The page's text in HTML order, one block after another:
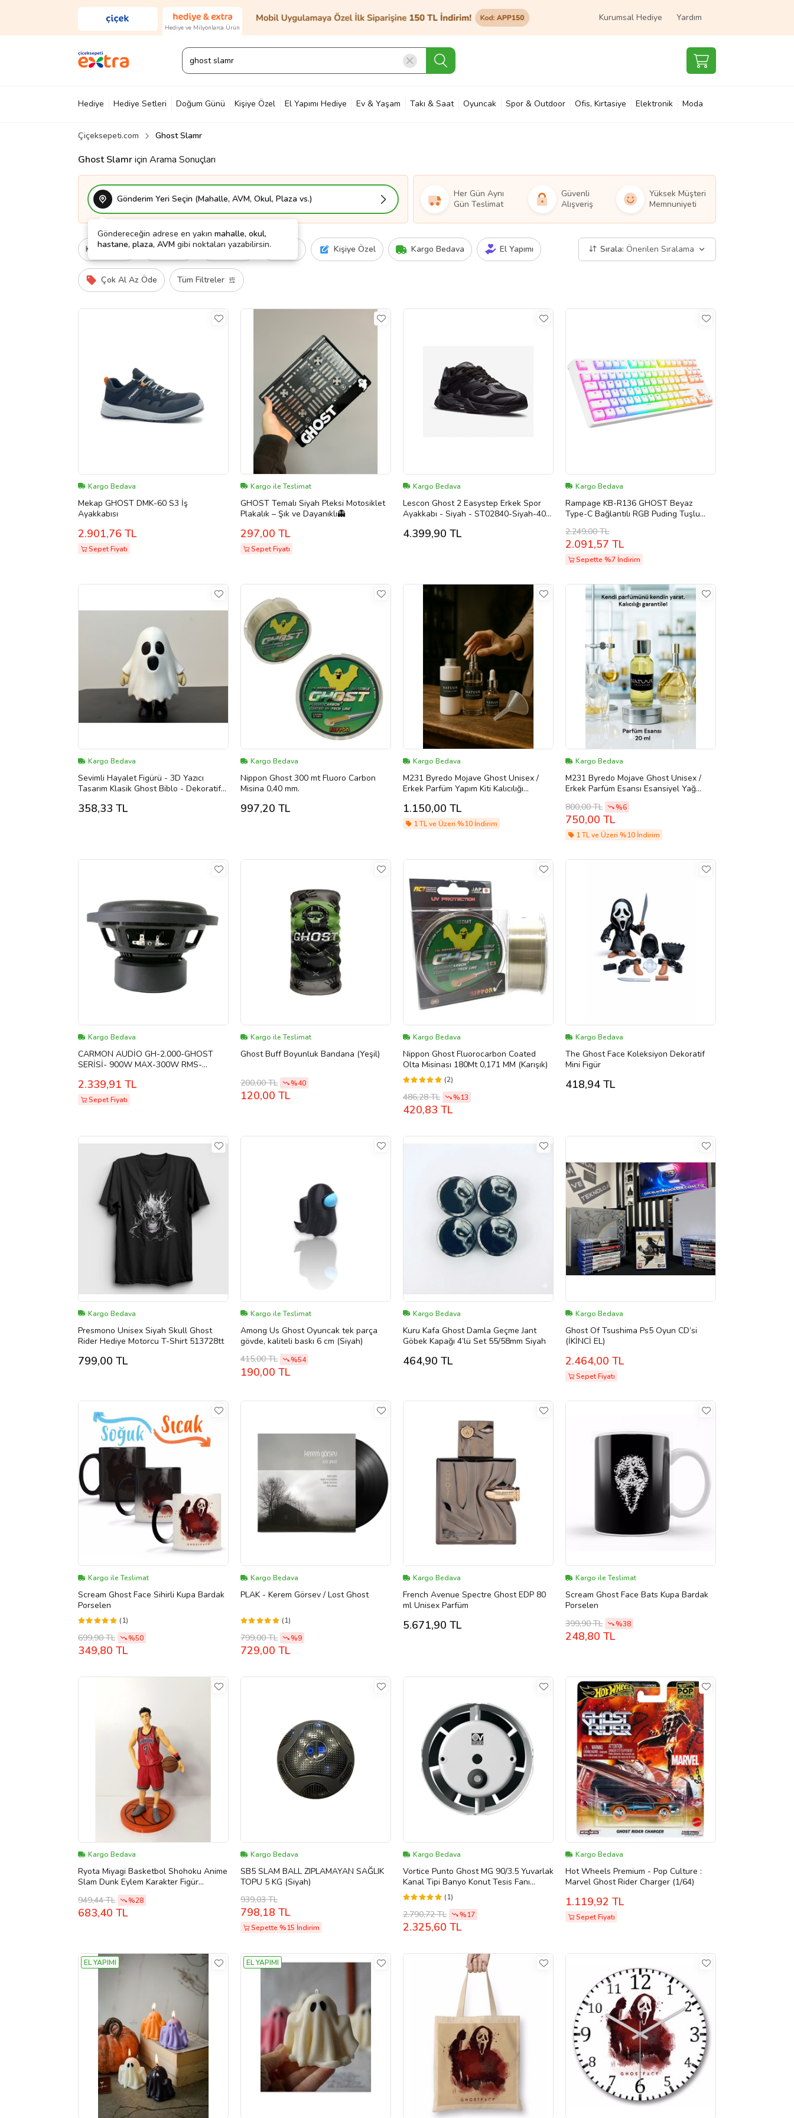
Hediye ve Milyonlarca Ürün
Kurumsal Hediye Yardım
Hediye Hediye Setleri Doğum Günü Kişiye Özel El Yapımı Hediye Ev & Yaşam Takı & Saat Oyuncak Spor & Outdoor Ofis, Kırtasiye Elektronik Moda
Diğer Ayakkabı & Çanta Parfüm
Çiçeksepeti.com Ghost Slamr
Ghost Slamriçin Arama Sonuçları
Gönderim Yeri Seçin (Mahalle, AVM, Okul, Plaza vs.)
Göndereceğin adrese en yakın mahalle, okul,
hastane, plaza, AVM gibi noktaları yazabilirsin.
Her Gün Aynı
Gün Teslimat
Güvenli
Alışveriş
Yüksek Müşteri
Memnuniyeti
Kategori Ne İçin Cinsiyet Fiyat Kişiye Özel Kargo Bedava El Yapımı
Çok Al Az Öde Tüm Filtreler
Sırala: Önerilen Sıralama
Kargo Bedava
Mekap GHOST DMK-60 S3 İş
Ayakkabısı
2.901,76 TL
Sepet Fiyatı
Kargo ile Teslimat
GHOST Temalı Siyah Pleksi Motosiklet
Plakalık – Şık ve Dayanıklı👻
297,00 TL
Sepet Fiyatı
Kargo Bedava
Lescon Ghost 2 Easystep Erkek Spor
Ayakkabı - Siyah - ST02840-Siyah-40
4.399,90 TL
Kargo Bedava
Rampage KB-R136 GHOST Beyaz
Type-C Bağlantılı RGB Puding Tuşlu
2.249,00 TL
2.091,57 TL
Sepette %7 İndirim
Kargo Bedava
Sevimli Hayalet Figürü - 3D Yazıcı
Tasarım Klasik Ghost Biblo - Dekoratif
358,33 TL
Kargo Bedava
Nippon Ghost 300 mt Fluoro Carbon
Misina 0,40 mm.
997,20 TL
Kargo Bedava
M231 Byredo Mojave Ghost Unisex /
Erkek Parfüm Yapım Kiti Kalıcılığı
ml
1.150,00 TL
1 TL ve Üzeri %10 İndirim
Kargo Bedava
M231 Byredo Mojave Ghost Unisex /
Erkek Parfüm Esansı Esansiyel Yağ
Yoğun Konsantre Koku 20 ml
800,00 TL %6
750,00 TL
1 TL ve Üzeri %10 İndirim
Kargo Bedava
CARMON AUDİO GH-2.000-GHOST
SERİSİ- 900W MAX-300W RMS-
KAPLAMAYAN 20 CM WOOFER
2.339,91 TL
Sepet Fiyatı
Kargo ile Teslimat
Ghost Buff Boyunluk Bandana (Yeşil)
200,00 TL %40
120,00 TL
Kargo Bedava
Nippon Ghost Fluorocarbon Coated
Olta Misinası 180Mt 0,171 MM (Karışık)
(2)
486,28 TL %13
420,83 TL
Kargo Bedava
The Ghost Face Koleksiyon Dekoratif
Mini Figür
418,94 TL
Kargo Bedava
Presmono Unisex Siyah Skull Ghost
Rider Hediye Motorcu T-Shirt 513728tt
799,00 TL
Kargo ile Teslimat
Among Us Ghost Oyuncak tek parça
gövde, kaliteli baskı 6 cm (Siyah)
415,00 TL
%54
190,00 TL
Kargo Bedava
Kuru Kafa Ghost Damla Geçme Jant
Göbek Kapağı 4’lü Set 55/58mm Siyah
464,90 TL
Kargo Bedava
Ghost Of Tsushima Ps5 Oyun CD’si
(İKİNCİ EL)
2.464,00 TL
Sepet Fiyatı
Kargo ile Teslimat
Scream Ghost Face Sihirli Kupa Bardak
Porselen
(1)
699,90 TL %50
349,80 TL
Kargo Bedava
PLAK - Kerem Görsev / Lost Ghost
(1)
799,00 TL %9
729,00 TL
Kargo Bedava
French Avenue Spectre Ghost EDP 80
ml Unisex Parfüm
5.671,90 TL
Kargo ile Teslimat
Scream Ghost Face Bats Kupa Bardak
Porselen
399,90 TL
%38
248,80 TL
Kargo Bedava
Ryota Miyagi Basketbol Shohoku Anime
Slam Dunk Eylem Karakter Figür
Oyuncak Basketçi Biblo 18 cm
949,44 TL %28
683,40 TL
Kargo Bedava
SB5 SLAM BALL ZIPLAMAYAN SAĞLIK
TOPU 5 KG (Siyah)
939,03 TL
798,18 TL
Sepette %15 İndirim
Kargo Bedava
Vortice Punto Ghost MG 90/3.5 Yuvarlak
Kanal Tipi Banyo Konut Tesis Fanı
Sessiz Tasarruflu Dayanıklı
Havalandırma Temizleme Fan AGMair
Agm Hava
(1)
2.790,72 TL %17
2.325,60 TL
Kargo Bedava
Hot Wheels Premium - Pop Culture :
Marvel Ghost Rider Charger (1/64)
1.119,92 TL
Sepet Fiyatı
EL YAPIMI EL YAPIMI